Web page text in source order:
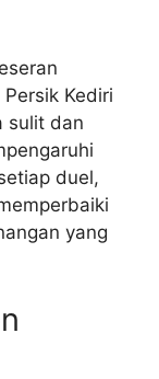
Kediri
sulit dan
duel,
yang